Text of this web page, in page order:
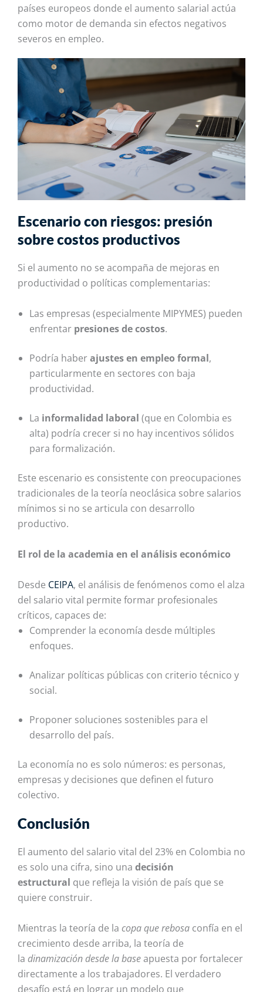
países europeos donde el aumento salarial actúa
como motor de demanda sin efectos negativos
severos en empleo.
Escenario con riesgos: presión
sobre costos productivos
Si el aumento no se acompaña de mejoras en
productividad o políticas complementarias:
Las empresas (especialmente MIPYMES) pueden
enfrentar presiones de costos.
Podría haberajustes en empleo formal,
particularmente en sectores con baja
productividad.
La informalidad laboral (que en Colombia es
alta) podría crecer si no hay incentivos sólidos
para formalización.
Este escenario es consistente con preocupaciones
tradicionales de la teoría neoclásica sobre salarios
mínimos si no se articula con desarrollo
productivo.
El rol de la academia en el análisis económico
Desde CEIPA, el análisis de fenómenos como el alza
del salario vital permite formar profesionales
críticos, capaces de:
Comprender la economía desde múltiples
enfoques.
Analizar políticas públicas con criterio técnico y
social.
Proponer soluciones sostenibles para el
desarrollo del país.
La economía no es solo números: es personas,
empresas y decisiones que definen el futuro
colectivo.
Conclusión
El aumento del salario vital del 23% en Colombia no
es solo una cifra, sino una decisión
estructural que refleja la visión de país que se
quiere construir.
Mientras la teoría de la copa que rebosa confía en el
crecimiento desde arriba, la teoría de
la dinamización desde la baseapuesta por fortalecer
directamente a los trabajadores. El verdadero
desafío está en lograr un modelo que